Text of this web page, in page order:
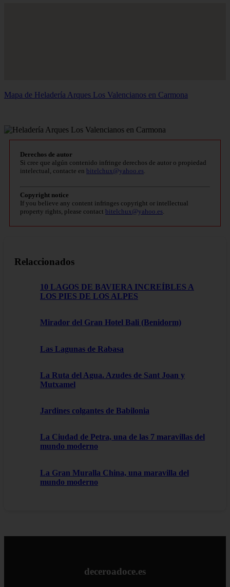
Mapa de Heladería Arques Los Valencianos en Carmona
Derechos de autor
Si cree que algún contenido infringe derechos de autor o propiedad
intelectual, contacte en bitelchux@yahoo.es
Copyright notice
If you believe any content infringes copyright or intellectual
property rights, please contact bitelchux@yahoo.es
Relaccionados
10 LAGOS DE BAVIERA INCREÍBLES A
LOS PIES DE LOS ALPES
Mirador del Gran Hotel Bali (Benidorm)
Las Lagunas de Rabasa
La Ruta del Agua. Azudes de Sant Joan y
Mutxamel
Jardines colgantes de Babilonia
La Ciudad de Petra, una de las 7 maravillas del
mundo moderno
La Gran Muralla China, una maravilla del
mundo moderno
deceroadoce.es